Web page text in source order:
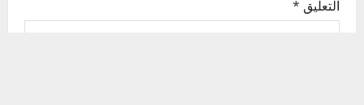
g
التعليق *